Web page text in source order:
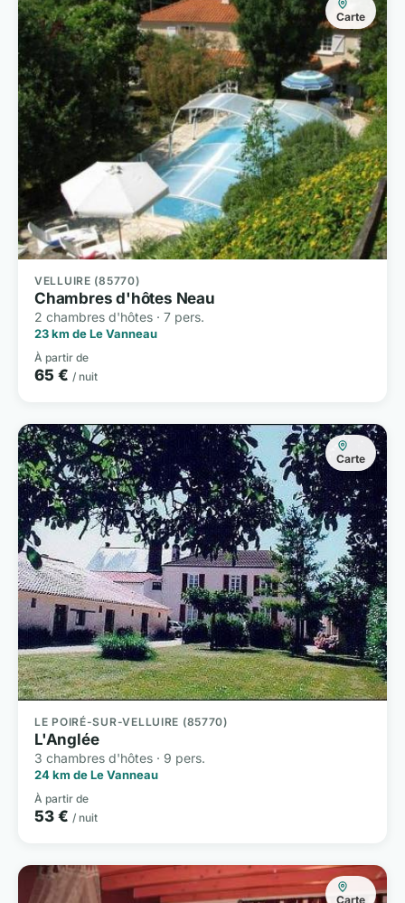
Carte
VELLUIRE (85770)
Chambres d'hôtes Neau
2 chambres d'hôtes · 7 pers.
23 km de Le Vanneau
À partir de
65 € / nuit
Carte
LE POIRÉ-SUR-VELLUIRE (85770)
L'Anglée
3 chambres d'hôtes · 9 pers.
24 km de Le Vanneau
À partir de
53 € / nuit
Carte